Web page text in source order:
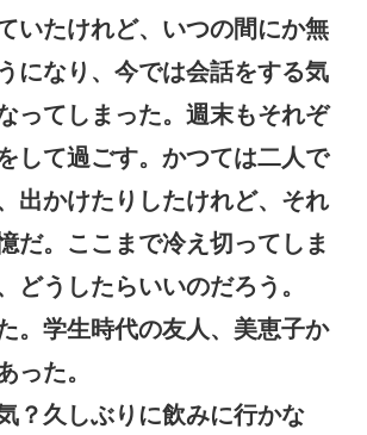
いたけれど、いつの間にか無
になり、今では会話をする気
ってしまった。週末もそれぞ
して過ごす。かつては二人で
出かけたりしたけれど、それ
だ。ここまで冷え切ってしま
どうしたらいいのだろう。
。学生時代の友人、美恵子か
った。
？久しぶりに飲みに行かな